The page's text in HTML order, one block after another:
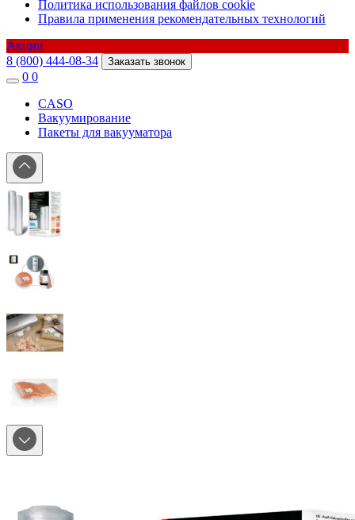
Политика использования файлов cookie
Правила применения рекомендательных технологий
Акции
8 (800) 444-08-34
Заказать звонок
0 0
CASO
Вакуумирование
Пакеты для вакууматора